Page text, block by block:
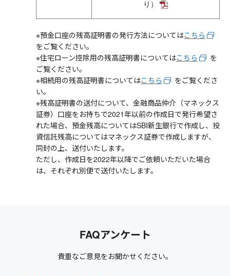
り）
※預金口座の残高証明書の発行方法についてはこちら
をご覧ください。
※住宅ローン控除用の残高証明書についてはこちら
を
ご覧ください。
※相続用の残高証明書についてはこちら
をご覧くださ
い。
※残高証明書の送付について、金融商品仲介（マネックス
証券）口座をお持ちで2021年以前の作成日で発行希望さ
れた場合、預金残高についてはSBI新生銀行で作成し、投
資信託残高についてはマネックス証券で作成しますが、
同封の上、送付いたします。
ただし、作成日を2022年以降でご依頼いただいた場合
は、それぞれ別便で送付いたします。
FAQアンケート
貴重なご意見をお聞かせください。